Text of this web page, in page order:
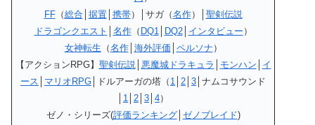
FF（総合│ 据置│ 携帯）│サガ（名作）│ 聖剣伝説
ドラゴンクエスト
名作（ DQ1 DQ2│ インタビュー ）
女神転生 （名作│ 海外評価 ペルソナ ）
【アクションRPG】 聖剣伝説 悪魔城ドラキュラ モンハン
イ
ース
マリオRPG │ドルアーガの塔（ 1 2 3 │ナムコサウンド
1 2 3 4）
ゼノ・シリーズ(評価ランキング│ ゼノブレイド)